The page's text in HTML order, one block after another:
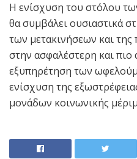
Η ενίσχυση του στόλου
θα συμβάλει ουσιαστικά
των μετακινήσεων και
στην ασφαλέστερη και πιο
εξυπηρέτηση των
ενίσχυση της
μονάδων κοινωνικής